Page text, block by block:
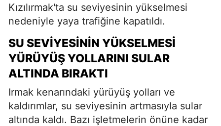
Kızılırmak'ta su seviyesinin yükselmesi
nedeniyle yaya trafiğine kapatıldı.
SU SEVIYESININ YÜKSELMESI
YÜRÜYÜŞ YOLLARINI SULAR
ALTINDA BIRAKTI
Irmak kenarındaki yürüyüş yolları ve
kaldırımlar, su seviyesinin artmasıyla sular
altında kaldı. Bazı işletmelerin önüne kadar